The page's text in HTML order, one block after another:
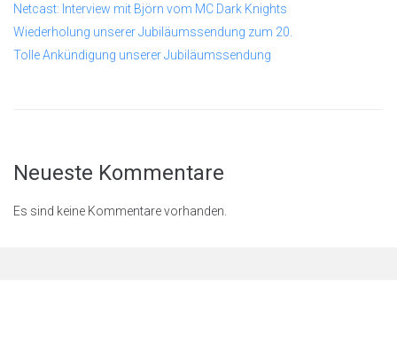
Netcast: Interview mit Björn vom MC Dark Knights
Wiederholung unserer Jubiläumssendung zum 20.
Tolle Ankündigung unserer Jubiläumssendung
Neueste Kommentare
Es sind keine Kommentare vorhanden.